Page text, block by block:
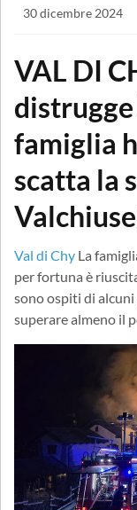
30 dicembre 2024
VAL DI
famiglia
scatta la
Val di Chy La
per fortuna è
sono ospiti di
superare almeno il